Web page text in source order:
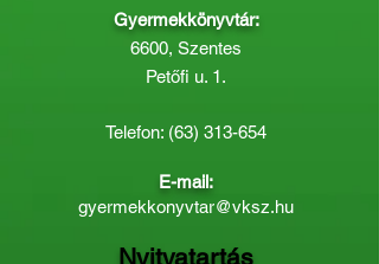
Gyermekkönyvtár:
6600, Szentes
Petőfi u. 1.
Telefon: (63) 313-654
E-mail:
gyermekkonyvtar@vksz.hu
Nyitvatartás